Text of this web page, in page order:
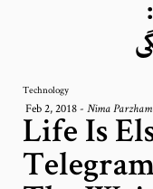
Technology
Feb 2, 2018- Nima Parzham
Life Is